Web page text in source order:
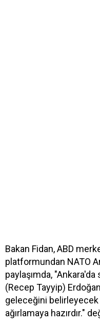
Bakan Fidan, ABD
platformundan NATO
paylaşımda,
(Recep Tayyip)
geleceğini
ağırlamaya hazırdır."